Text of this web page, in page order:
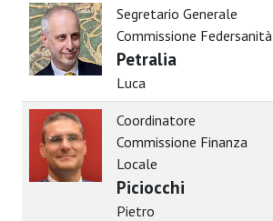
Segretario Generale
Commissione Federsanità
Petralia
Luca
Coordinatore
Commissione Finanza
Locale
Piciocchi
Pietro